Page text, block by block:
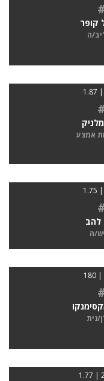
קופר
ה
אמצע
להב
ה
נית